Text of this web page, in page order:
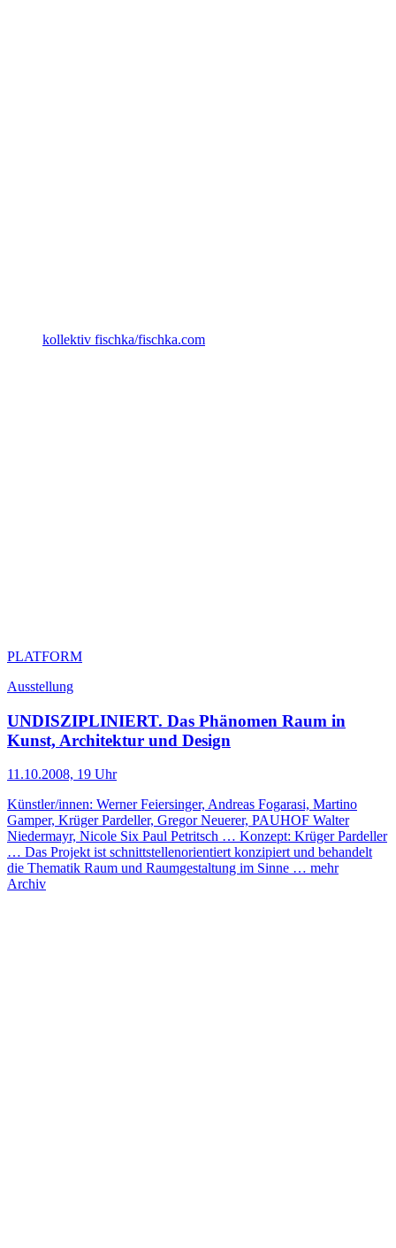
kollektiv fischka/fischka.com
PLATFORM
Ausstellung
UNDISZIPLINIERT. Das Phänomen Raum in
Kunst, Architektur und Design
11.10.2008, 19 Uhr
Künstler/innen: Werner Feiersinger, Andreas Fogarasi, Martino
Gamper, Krüger Pardeller, Gregor Neuerer, PAUHOF Walter
Niedermayr, Nicole Six Paul Petritsch … Konzept: Krüger Pardeller
… Das Projekt ist schnittstellenorientiert konzipiert und behandelt
die Thematik Raum und Raumgestaltung im Sinne … mehr
Archiv